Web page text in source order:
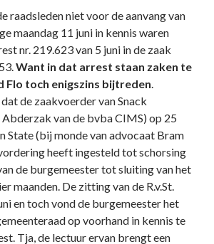
raadsleden niet voor de aanvang van
maandag 11 juni in kennis waren
nr. 219.623 van 5 juni in de zaak
Want in dat arrest staan zaken te
Flo toch enigszins bijtreden.
de zaakvoerder van Snack
van de bvba CIMS) op 25
State (bij monde van advocaat Bram
heeft ingesteld tot schorsing
de burgemeester tot sluiting van het
maanden. De zitting van de R.v.St.
en toch vond de burgemeester het
op voorhand in kennis te
Tja, de lectuur ervan brengt een